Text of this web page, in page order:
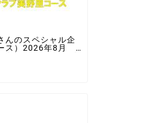
んのスペシャル企
ス）2026年8月 ♯